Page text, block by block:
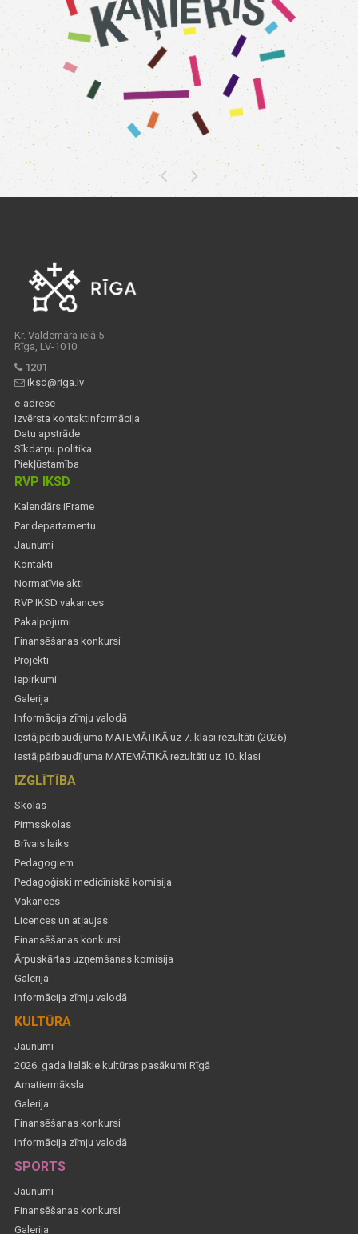
Kr. Valdemāra ielā 5
Rīga, LV-1010
1201
iksd@riga.lv
e-adrese
Izvērsta kontaktinformācija
Datu apstrāde
Sīkdatņu politika
Piekļūstamība
RVP IKSD
Kalendārs iFrame
Par departamentu
Jaunumi
Kontakti
Normatīvie akti
RVP IKSD vakances
Pakalpojumi
Finansēšanas konkursi
Projekti
Iepirkumi
Galerija
Informācija zīmju valodā
Iestājpārbaudījuma MATEMĀTIKĀ uz 7. klasi rezultāti (2026)
Iestājpārbaudījuma MATEMĀTIKĀ rezultāti uz 10. klasi
IZGLĪTĪBA
Skolas
Pirmsskolas
Brīvais laiks
Pedagogiem
Pedagoģiski medicīniskā komisija
Vakances
Licences un atļaujas
Finansēšanas konkursi
Ārpuskārtas uzņemšanas komisija
Galerija
Informācija zīmju valodā
KULTŪRA
Jaunumi
2026. gada lielākie kultūras pasākumi Rīgā
Amatiermāksla
Galerija
Finansēšanas konkursi
Informācija zīmju valodā
SPORTS
Jaunumi
Finansēšanas konkursi
Galerija